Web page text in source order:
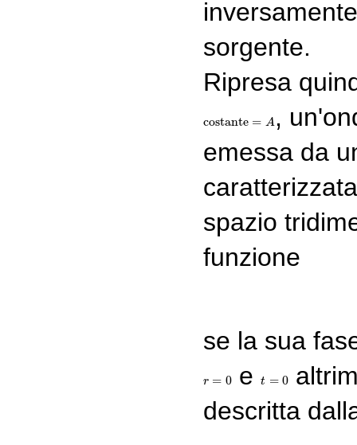
sorgente.
Ripresa
costante = A
costante= A
,
emessa da
spazio
funzione
se la sua
r = 0
r= 0 et = 0
t=0
descritta